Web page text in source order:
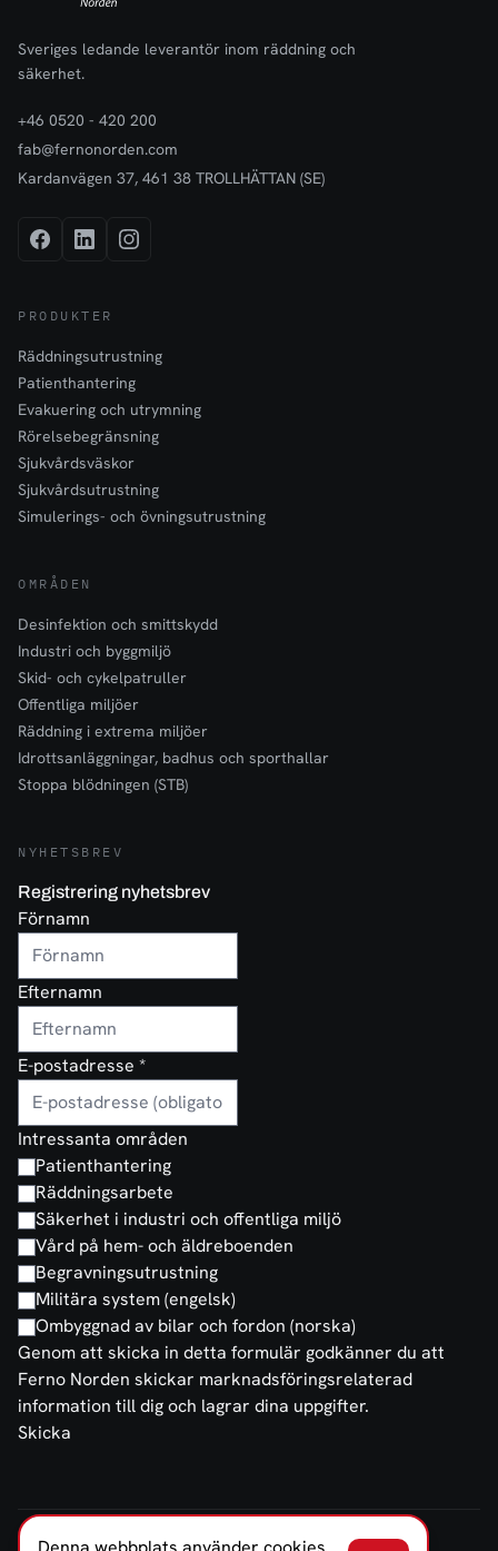
Sveriges ledande leverantör inom räddning och
säkerhet.
+46 0520 - 420 200
fab@fernonorden.com
Kardanvägen 37, 461 38 TROLLHÄTTAN (SE)
PRODUKTER
Räddningsutrustning
Patienthantering
Evakuering och utrymning
Rörelsebegränsning
Sjukvårdsväskor
Sjukvårdsutrustning
Simulerings- och övningsutrustning
OMRÅDEN
Desinfektion och smittskydd
Industri och byggmiljö
Skid- och cykelpatruller
Offentliga miljöer
Räddning i extrema miljöer
Idrottsanläggningar, badhus och sporthallar
Stoppa blödningen (STB)
NYHETSBREV
Registrering nyhetsbrev
Förnamn
Efternamn
E-postadresse *
Intressanta områden
Patienthantering
Räddningsarbete
Säkerhet i industri och offentliga miljö
Vård på hem- och äldreboenden
Begravningsutrustning
Militära system (engelsk)
Ombyggnad av bilar och fordon (norska)
Genom att skicka in detta formulär godkänner du att
Ferno Norden skickar marknadsföringsrelaterad
information till dig och lagrar dina uppgifter.
Skicka
FERNO NORDEN SVERIGE AB © 2026